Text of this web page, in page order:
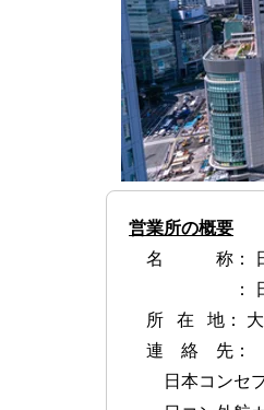
営業所の概要
名 称： 日本
： 日コン外
所 在 地： 大
連 絡 先：
日本コンセプ